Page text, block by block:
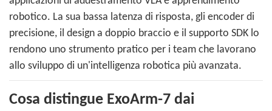
robotico. La sua bassa latenza di risposta, gli encoder di
precisione, il design a doppio braccio e il supporto SDK lo
rendono uno strumento pratico per i team che lavorano
allo sviluppo di un'intelligenza robotica più avanzata.
Cosa distingue ExoArm-7 dai